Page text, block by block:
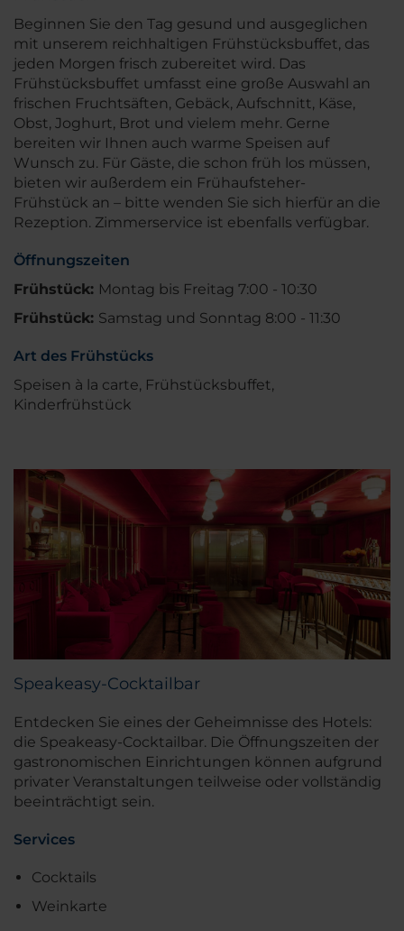
Beginnen Sie den Tag gesund und ausgeglichen
mit unserem reichhaltigen Frühstücksbuffet, das
jeden Morgen frisch zubereitet wird. Das
Frühstücksbuffet umfasst eine große Auswahl an
frischen Fruchtsäften, Gebäck, Aufschnitt, Käse,
Obst, Joghurt, Brot und vielem mehr. Gerne
bereiten wir Ihnen auch warme Speisen auf
Wunsch zu. Für Gäste, die schon früh los müssen,
bieten wir außerdem ein Frühaufsteher-
Frühstück an – bitte wenden Sie sich hierfür an die
Rezeption. Zimmerservice ist ebenfalls verfügbar.
Öffnungszeiten
Frühstück: Montag bis Freitag 7:00 - 10:30
Frühstück: Samstag und Sonntag 8:00 - 11:30
Art des Frühstücks
Speisen à la carte, Frühstücksbuffet,
Kinderfrühstück
Speakeasy-Cocktailbar
Entdecken Sie eines der Geheimnisse des Hotels:
die Speakeasy-Cocktailbar. Die Öffnungszeiten der
gastronomischen Einrichtungen können aufgrund
privater Veranstaltungen teilweise oder vollständig
beeinträchtigt sein.
Services
Cocktails
Weinkarte